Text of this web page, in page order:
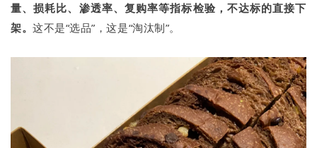
量、损耗比、渗透率、复购率等指标检验，不达标的直接下
架。这不是“选品”，这是“淘汰制”。